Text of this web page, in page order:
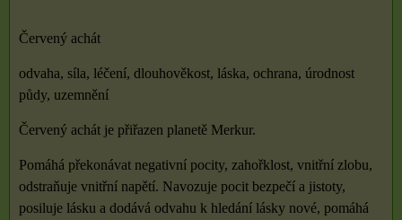
Červený achát
odvaha, síla, léčení, dlouhověkost, láska, ochrana, úrodnost
půdy, uzemnění
Červený achát je přiřazen planetě Merkur.
Pomáhá překonávat negativní pocity, zahořklost, vnitřní zlobu,
odstraňuje vnitřní napětí. Navozuje pocit bezpečí a jistoty,
posiluje lásku a dodává odvahu k hledání lásky nové, pomáhá